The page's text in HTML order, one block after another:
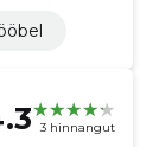
3 hinnangut